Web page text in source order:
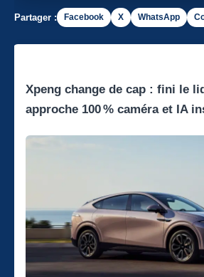
Partager : Facebook X WhatsApp
Xpeng change de cap : fini le
approche 100 % caméra et IA